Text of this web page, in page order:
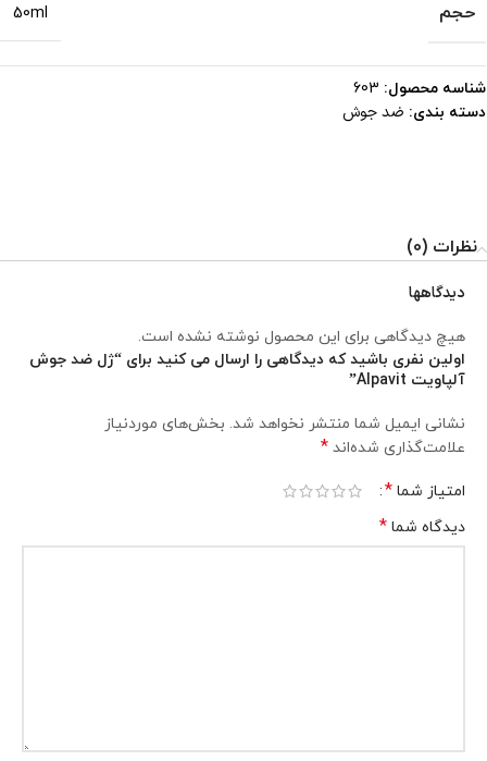
حجم 50ml
شناسه محصول: 603
دسته بندی: ضد جوش
نظرات (0)
دیدگاهها
هیچ دیدگاهی برای این محصول نوشته نشده است.
اولین نفری باشید که دیدگاهی را ارسال می کنید برای “ژل ضد جوش
آلپاویت Alpavit”
نشانی ایمیل شما منتشر نخواهد شد. بخش‌های موردنیاز
علامت‌گذاری شده‌اند *
امتیاز شما *
دیدگاه شما *